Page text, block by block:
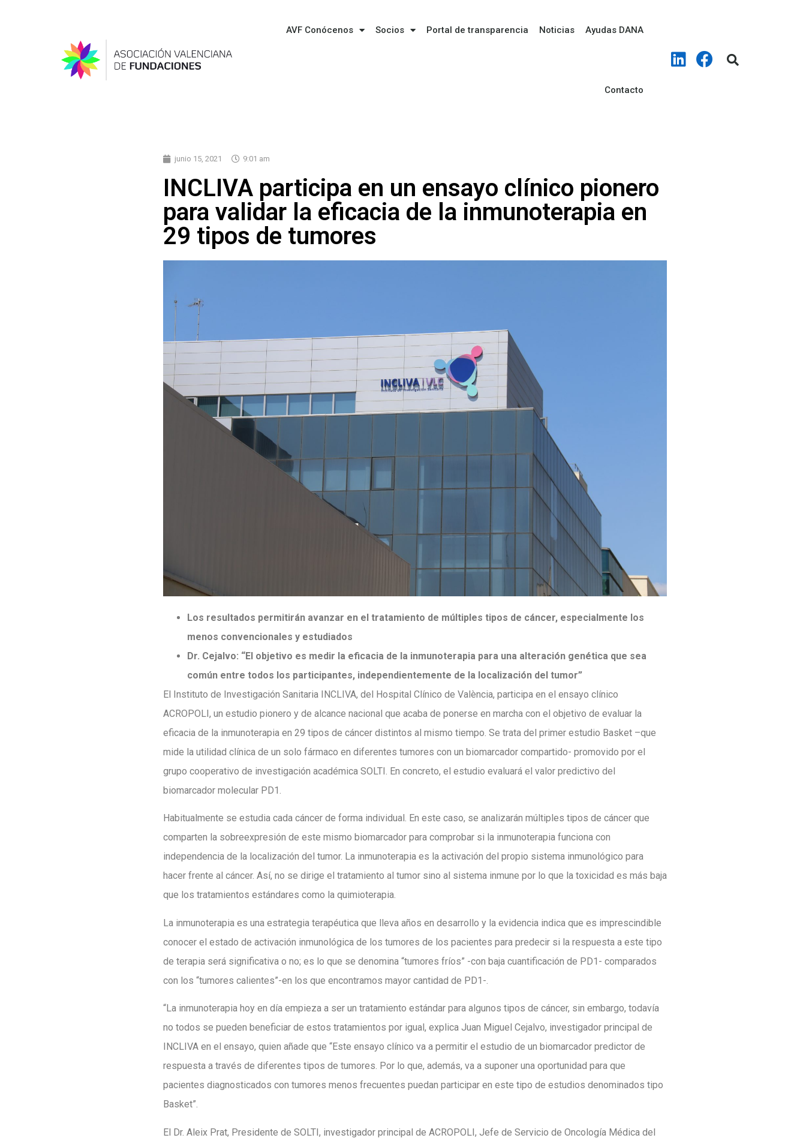
AVF Conócenos Socios Portal de transparencia Noticias Ayudas DANA
Contacto
junio 15, 2021 9:01 am
INCLIVA participa en un ensayo clínico pionero
para validar la eficacia de la inmunoterapia en
29 tipos de tumores
Los resultados permitirán avanzar en el tratamiento de múltiples tipos de cáncer, especialmente los
menos convencionales y estudiados
Dr. Cejalvo: “El objetivo es medir la eficacia de la inmunoterapia para una alteración genética que sea
común entre todos los participantes, independientemente de la localización del tumor”
El Instituto de Investigación Sanitaria INCLIVA, del Hospital Clínico de València, participa en el ensayo clínico
ACROPOLI, un estudio pionero y de alcance nacional que acaba de ponerse en marcha con el objetivo de evaluar la
eficacia de la inmunoterapia en 29 tipos de cáncer distintos al mismo tiempo. Se trata del primer estudio Basket –que
mide la utilidad clínica de un solo fármaco en diferentes tumores con un biomarcador compartido- promovido por el
grupo cooperativo de investigación académica SOLTI. En concreto, el estudio evaluará el valor predictivo del
biomarcador molecular PD1.
Habitualmente se estudia cada cáncer de forma individual. En este caso, se analizarán múltiples tipos de cáncer que
comparten la sobreexpresión de este mismo biomarcador para comprobar si la inmunoterapia funciona con
independencia de la localización del tumor. La inmunoterapia es la activación del propio sistema inmunológico para
hacer frente al cáncer. Así, no se dirige el tratamiento al tumor sino al sistema inmune por lo que la toxicidad es más baja
que los tratamientos estándares como la quimioterapia.
La inmunoterapia es una estrategia terapéutica que lleva años en desarrollo y la evidencia indica que es imprescindible
conocer el estado de activación inmunológica de los tumores de los pacientes para predecir si la respuesta a este tipo
de terapia será significativa o no; es lo que se denomina “tumores fríos” -con baja cuantificación de PD1- comparados
con los “tumores calientes”-en los que encontramos mayor cantidad de PD1-.
“La inmunoterapia hoy en día empieza a ser un tratamiento estándar para algunos tipos de cáncer, sin embargo, todavía
no todos se pueden beneficiar de estos tratamientos por igual, explica Juan Miguel Cejalvo, investigador principal de
INCLIVA en el ensayo, quien añade que “Este ensayo clínico va a permitir el estudio de un biomarcador predictor de
respuesta a través de diferentes tipos de tumores. Por lo que, además, va a suponer una oportunidad para que
pacientes diagnosticados con tumores menos frecuentes puedan participar en este tipo de estudios denominados tipo
Basket”.
El Dr. Aleix Prat, Presidente de SOLTI, investigador principal de ACROPOLI, Jefe de Servicio de Oncología Médica del